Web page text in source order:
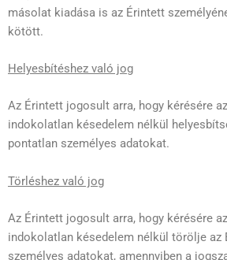
másolat kiadása is az Érintett
kötött.
Helyesbítéshez való jog
Az Érintett jogosult arra, hogy kérésére
indokolatlan késedelem nélkül
pontatlan személyes adatokat.
Törléshez való jog
Az Érintett jogosult arra, hogy kérésére
indokolatlan késedelem nélkül törölje az
személyes adatokat, amennyiben a